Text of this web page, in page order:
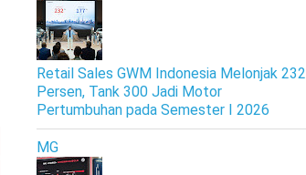
Retail Sales GWM Indonesia Melonjak 232
Persen, Tank 300 Jadi Motor
Pertumbuhan pada Semester I 2026
MG